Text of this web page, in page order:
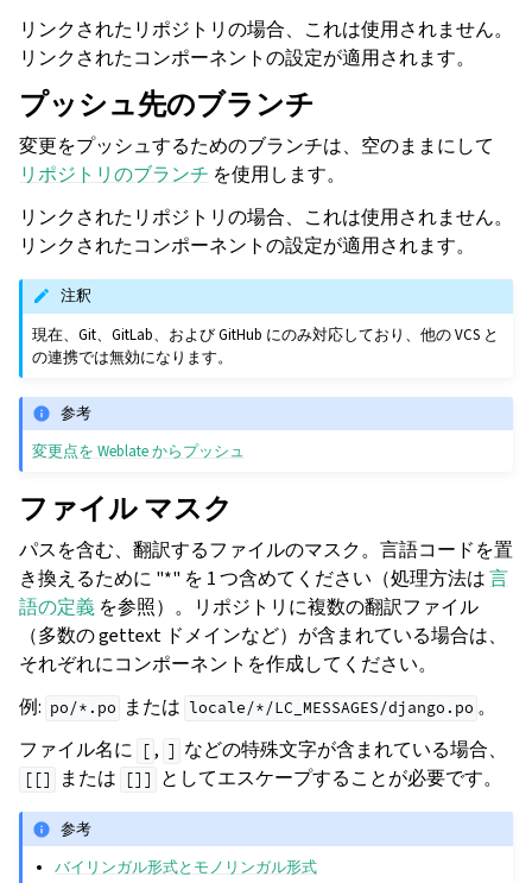
リンクされたリポジトリの場合、これは使用されません。
リンクされたコンポーネントの設定が適用されます。
プッシュ先のブランチ
変更をプッシュするためのブランチは、空のままにして
リポジトリのブランチ を使用します。
リンクされたリポジトリの場合、これは使用されません。
リンクされたコンポーネントの設定が適用されます。
注釈
現在、Git、GitLab、および GitHub にのみ対応しており、他の VCS と
の連携では無効になります。
参考
変更点を Weblate からプッシュ
ファイル マスク
パスを含む、翻訳するファイルのマスク。言語コードを置
き換えるために "*" を 1 つ含めてください（処理方法は言
語の定義 を参照）。リポジトリに複数の翻訳ファイル
（多数の gettext ドメインなど）が含まれている場合は、
それぞれにコンポーネントを作成してください。
例: po/*.po または locale/*/LC_MESSAGES/django.po 。
ファイル名に
[ , ] などの特殊文字が含まれている場合、
[[] または []] としてエスケープすることが必要です。
参考
バイリンガル形式とモノリンガル形式